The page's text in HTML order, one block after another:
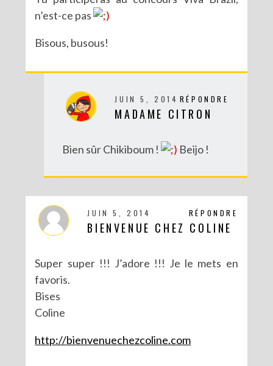
DIY : UN COUCOU SUISSE DES TEMPS MODERNES
DIY MES CORBEILLES DE BUREAU DENTELLÉES
n’est-ce pas
Bisous, busous!
RÉPONDRE
JUIN 5, 2014
MADAME CITRON
Bien sûr Chikiboum ! Beijo !
RÉPONDRE
JUIN 5, 2014
BIENVENUE CHEZ COLINE
Super super !!! J’adore !!! Je le mets en
favoris.
Bises
Coline
http://bienvenuechezcoline.com